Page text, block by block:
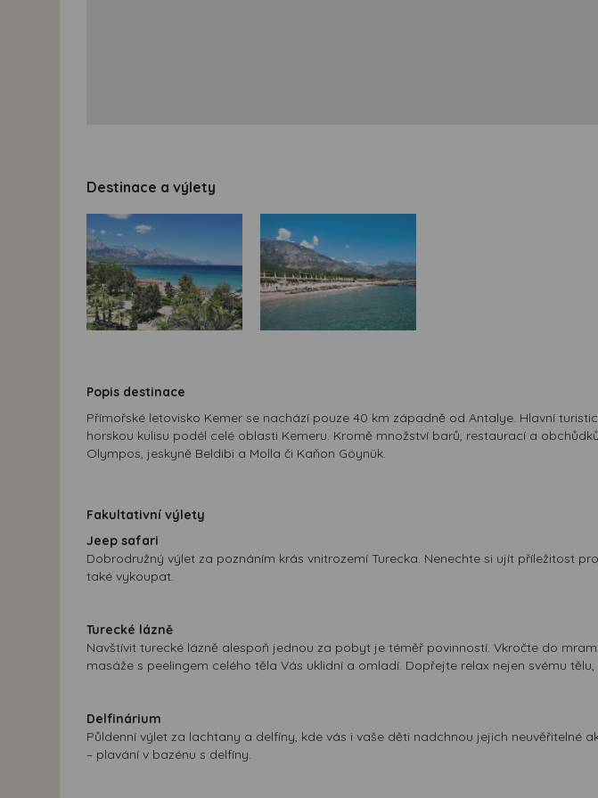
Destinace a výlety
Popis destinace
Přímořské letovisko Kemer se nachází pouze 40 km západně od Antalye. Hlavní
horskou kulisu podél celé oblasti Kemeru. Kromě množství barů, restaurací a
Olympos, jeskyně Beldibi a Molla či Kaňon Göynük.
Fakultativní výlety
Jeep safari
Dobrodružný výlet za poznáním krás vnitrozemí Turecka. Nenechte si ujít příležitost
také vykoupat.
Turecké lázně
Navštívit turecké lázně alespoň jednou za pobyt je téměř povinností. Vkročte do
masáže s peelingem celého těla Vás uklidní a omladí. Dopřejte relax nejen svému tělu,
Delfinárium
Půldenní výlet za lachtany a delfíny, kde vás i vaše děti nadchnou jejich
– plavání v bazénu s delfíny.